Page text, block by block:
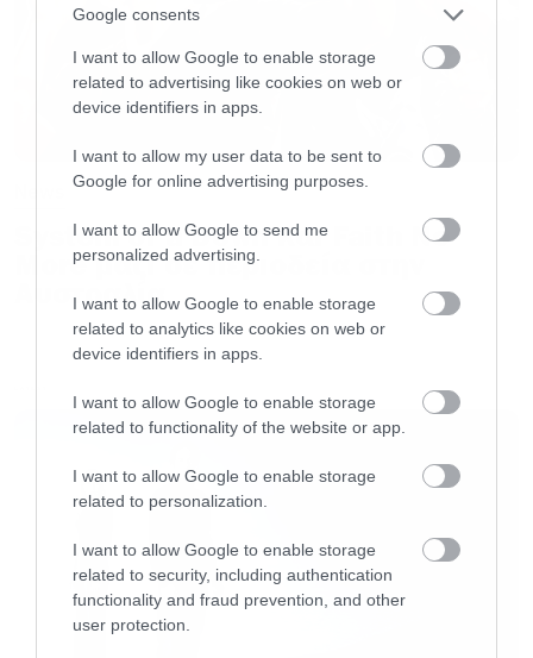
Google consents
I want to allow Google to enable storage
related to advertising like cookies on web or
device identifiers in apps.
I want to allow my user data to be sent to
Google for online advertising purposes.
I want to allow Google to send me
personalized advertising.
I want to allow Google to enable storage
related to analytics like cookies on web or
device identifiers in apps.
I want to allow Google to enable storage
related to functionality of the website or app.
I want to allow Google to enable storage
related to personalization.
I want to allow Google to enable storage
related to security, including authentication
functionality and fraud prevention, and other
user protection.
παιδική χορωδία εκτός από τη συνηθισμένη
χορωδία ενηλίκων, και αυτό μας βοήθησε να
βουτήξουμε σε σκοτεινότερες κινηματογραφικές
Έχουμε πετύχει ένα νέο επίπεδο ακραίων
συναισθημάτων».
Πηγή:Rockhard.gr
System of a Down και Faith No
More μαζί σε περιοδεία στην
Αυστραλία